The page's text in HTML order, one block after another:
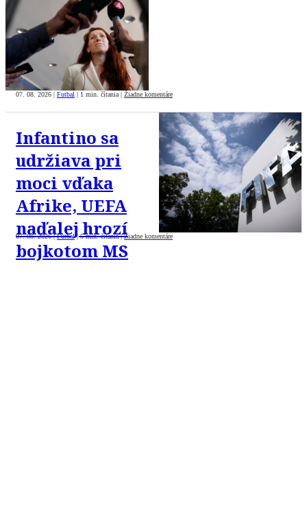
07. 08. 2026 | Futbal | 1 min. čítania| Žiadne komentáre
Infantino sa
udržiava pri
moci vďaka
Afrike, UEFA
naďalej hrozí
bojkotom MS
07. 08. 2026| Futbal |5 min. čítania| Žiadne komentáre